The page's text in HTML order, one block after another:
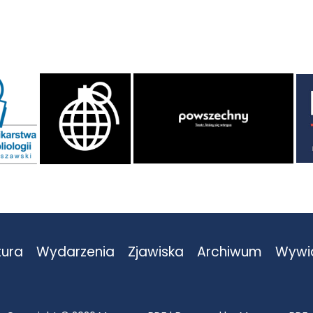
Wydarzenia Zjawiska Archiwum